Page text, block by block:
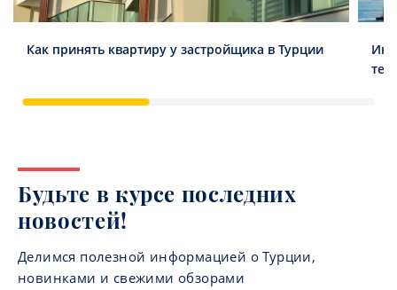
Как принять квартиру у застройщика в Турции
Будьте в курсе последних
новостей!
Делимся полезной информацией о Турции,
новинками и свежими обзорами